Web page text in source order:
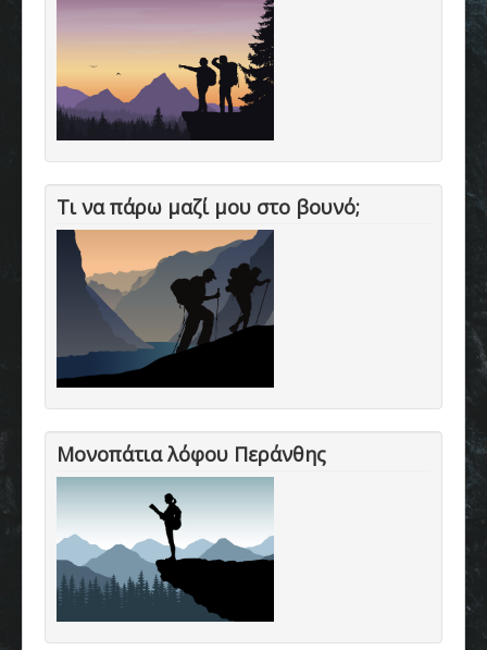
Τι να πάρω μαζί μου στο βουνό;
Μονοπάτια λόφου Περάνθης